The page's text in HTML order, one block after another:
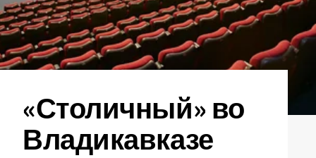
«Столичный» во
Владикавказе